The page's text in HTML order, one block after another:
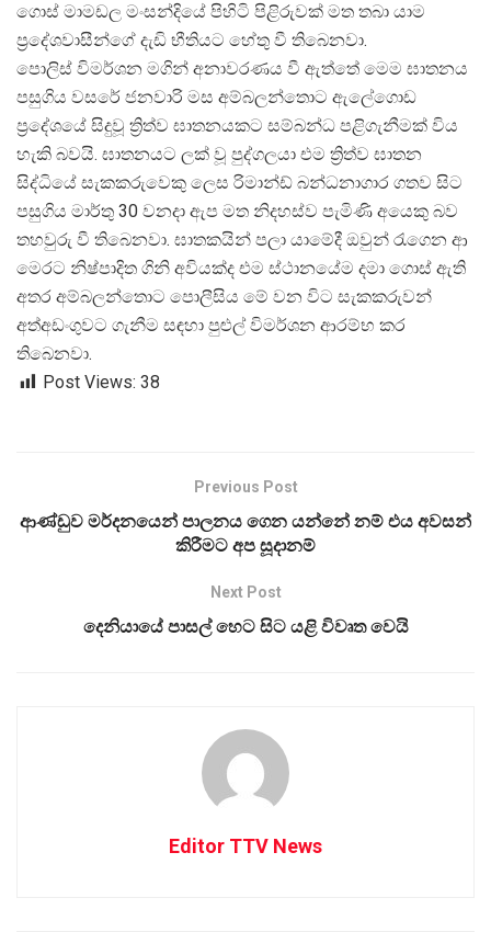
ගොස් මාමඩල මංසන්දියේ පිහිටි පිළිරුවක් මත තබා යාම
ප්රදේශවාසීන්ගේ දැඩි භීතියට හේතු වී තිබෙනවා.
පොලිස් විමර්ශන මගින් අනාවරණය වී ඇත්තේ මෙම ඝාතනය
පසුගිය වසරේ ජනවාරි මස අම්බලන්තොට ඇලේගොඩ
ප්රදේශයේ සිදුවූ ත්රිත්ව ඝාතනයකට සම්බන්ධ පළිගැනීමක් විය
හැකි බවයි. ඝාතනයට ලක් වූ පුද්ගලයා එම ත්රිත්ව ඝාතන
සිද්ධියේ සැකකරුවෙකු ලෙස රිමාන්ඩ් බන්ධනාගාර ගතව සිට
පසුගිය මාර්තු 30 වනදා ඇප මත නිදහස්ව පැමිණි අයෙකු බව
තහවුරු වී තිබෙනවා. ඝාතකයින් පලා යාමේදී ඔවුන් රැගෙන ආ
මෙරට නිෂ්පාදිත ගිනි අවියක්ද එම ස්ථානයේම දමා ගොස් ඇති
අතර අම්බලන්තොට පොලීසිය මේ වන විට සැකකරුවන්
අත්අඩංගුවට ගැනීම සඳහා පුළුල් විමර්ශන ආරම්භ කර
තිබෙනවා.
Post Views: 38
Previous Post
ආණ්ඩුව මර්දනයෙන් පාලනය ගෙන යන්නේ නම් එය අවසන්
කිරීමට අප සූදානම්
Next Post
දෙනියායේ පාසල් හෙට සිට යළි විවෘත වෙයි
Editor TTV News